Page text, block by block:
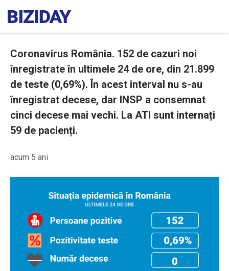
Coronavirus România. 152 de cazuri noi
înregistrate în ultimele 24 de ore, din 21.899
de teste (0,69%). În acest interval nu s-au
înregistrat decese, dar INSP a consemnat
cinci decese mai vechi. La ATI sunt internați
59 de pacienți.
acum 5 ani